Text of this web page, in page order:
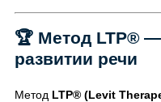
🏆 Метод LTP® —
развитии речи
Метод LTP® (Levit